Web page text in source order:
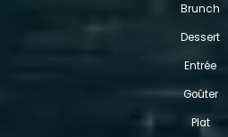
Brunch
Dessert
Entrée
Goûter
Plat